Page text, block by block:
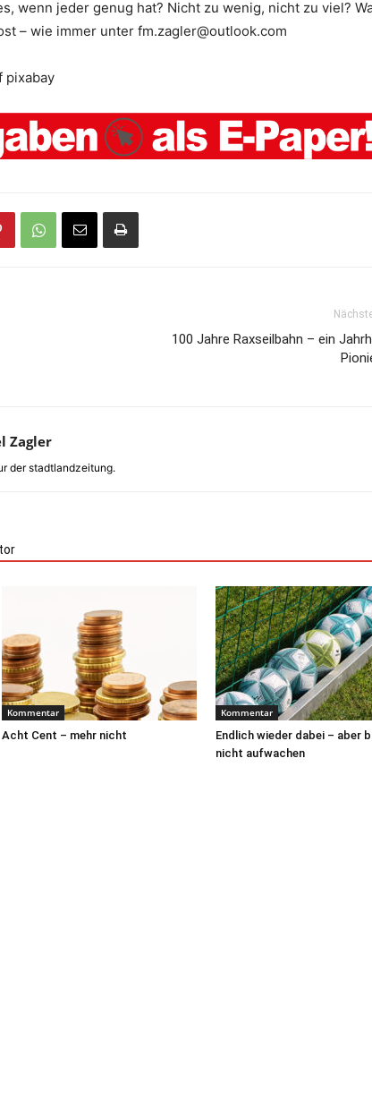
wenn jeder genug hat? Nicht zu wenig, nicht zu viel?
– wie immer unter fm.zagler@outlook.com
pixabay
100 Jahre Raxseilbahn – ein
Zagler
der stadtlandzeitung.
Kommentar
Acht Cent – mehr nicht
Kommentar
Endlich wieder dabei – aber
nicht aufwachen